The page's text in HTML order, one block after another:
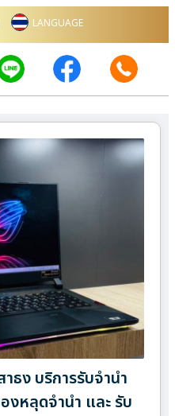
LANGUAGE
ธง บริการรับจำนำ
งหลุดจำนำ และ รับ